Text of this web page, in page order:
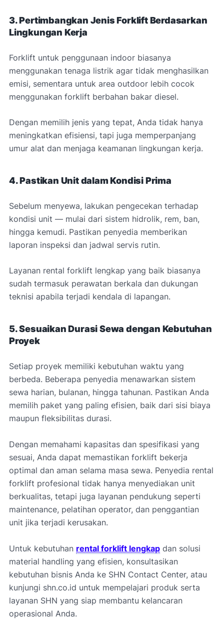
3. Pertimbangkan Jenis Forklift Berdasarkan
Lingkungan Kerja
Forklift untuk penggunaan indoor biasanya
menggunakan tenaga listrik agar tidak menghasilkan
emisi, sementara untuk area outdoor lebih cocok
menggunakan forklift berbahan bakar diesel.
Dengan memilih jenis yang tepat, Anda tidak hanya
meningkatkan efisiensi, tapi juga memperpanjang
umur alat dan menjaga keamanan lingkungan kerja.
4. Pastikan Unit dalam Kondisi Prima
Sebelum menyewa, lakukan pengecekan terhadap
kondisi unit — mulai dari sistem hidrolik, rem, ban,
hingga kemudi. Pastikan penyedia memberikan
laporan inspeksi dan jadwal servis rutin.
Layanan rental forklift lengkap yang baik biasanya
sudah termasuk perawatan berkala dan dukungan
teknisi apabila terjadi kendala di lapangan.
5. Sesuaikan Durasi Sewa dengan Kebutuhan
Proyek
Setiap proyek memiliki kebutuhan waktu yang
berbeda. Beberapa penyedia menawarkan sistem
sewa harian, bulanan, hingga tahunan. Pastikan Anda
memilih paket yang paling efisien, baik dari sisi biaya
maupun fleksibilitas durasi.
Dengan memahami kapasitas dan spesifikasi yang
sesuai, Anda dapat memastikan forklift bekerja
optimal dan aman selama masa sewa. Penyedia rental
forklift profesional tidak hanya menyediakan unit
berkualitas, tetapi juga layanan pendukung seperti
maintenance, pelatihan operator, dan penggantian
unit jika terjadi kerusakan.
Untuk kebutuhan rental forklift lengkap dan solusi
material handling yang efisien, konsultasikan
kebutuhan bisnis Anda ke SHN Contact Center, atau
kunjungi shn.co.id untuk mempelajari produk serta
layanan SHN yang siap membantu kelancaran
operasional Anda.